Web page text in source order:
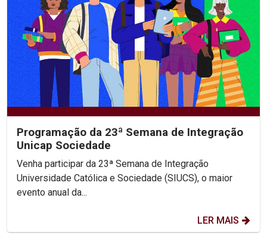
Programação da 23ª Semana de Integração
Unicap Sociedade
Venha participar da 23ª Semana de Integração
Universidade Católica e Sociedade (SIUCS), o maior
evento anual da...
LER MAIS